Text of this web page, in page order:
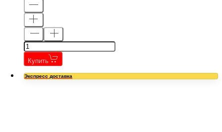
Купить
Экспресс доставка